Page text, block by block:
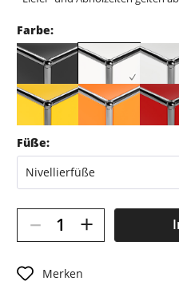
Farbe:
Füße:
– +
Merken